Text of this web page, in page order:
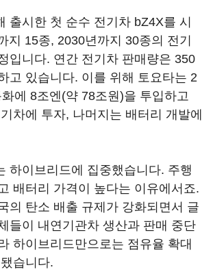
출시한 첫 순수 전기차 bZ4X를 시
지 15종, 2030년까지 30종의 전기
입니다. 연간 전기차 판매량은 350
고 있습니다. 이를 위해 토요타는 2
에 8조엔(약 78조원)을 투입하고
차에 투자, 나머지는 배터리 개발에
하이브리드에 집중했습니다. 주행
배터리 가격이 높다는 이유에서죠.
의 탄소 배출 규제가 강화되면서 글
들이 내연기관차 생산과 판매 중단
하이브리드만으로는 점유율 확대
습니다.